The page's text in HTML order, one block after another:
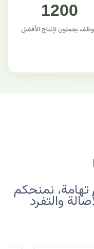
1200
يعملون لإنتاج الأفضل
نمنحكم
والتفرد